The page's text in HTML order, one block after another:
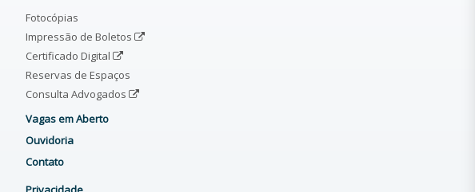
Fotocópias
Impressão de Boletos
Certificado Digital
Reservas de Espaços
Consulta Advogados
Vagas em Aberto
Ouvidoria
Contato